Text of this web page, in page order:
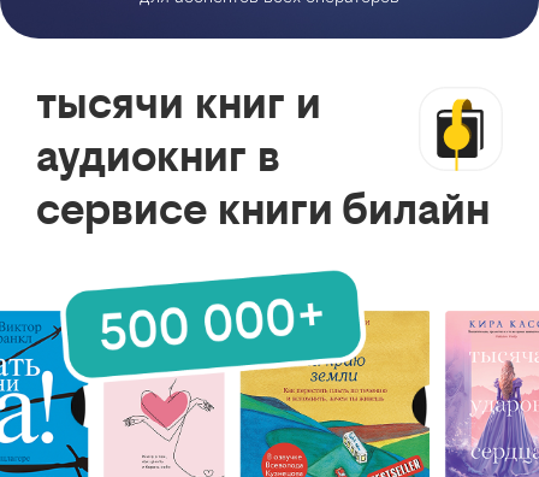
тысячи книг и
аудиокниг в
сервисе книги билайн